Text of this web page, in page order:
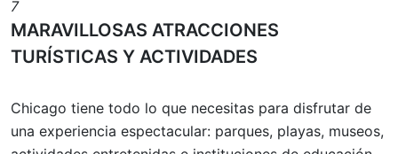
7
MARAVILLOSAS ATRACCIONES
TURÍSTICAS Y ACTIVIDADES
Chicago tiene todo lo que necesitas para disfrutar de
una experiencia espectacular: parques, playas, museos,